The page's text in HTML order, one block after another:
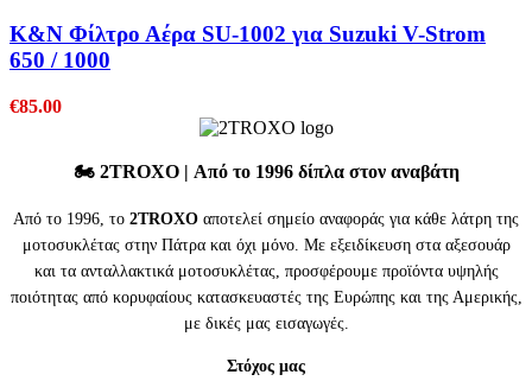
K&N Φίλτρο Αέρα SU-1002 για Suzuki V-Strom
650 / 1000
€85.00
🏍️ 2TROXO| Από το 1996 δίπλα στον αναβάτη
Από το 1996, το 2TROXO αποτελεί σημείο αναφοράς για κάθε λάτρη της
μοτοσυκλέτας στην Πάτρα και όχι μόνο. Με εξειδίκευση στα αξεσουάρ
και τα ανταλλακτικά μοτοσυκλέτας, προσφέρουμε προϊόντα υψηλής
ποιότητας από κορυφαίους κατασκευαστές της Ευρώπης και της Αμερικής,
με δικές μας εισαγωγές.
Στόχος μας